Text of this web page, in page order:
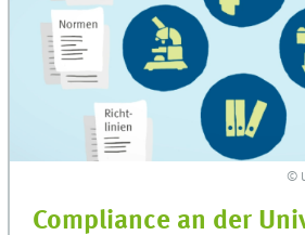
©
Compliance an der